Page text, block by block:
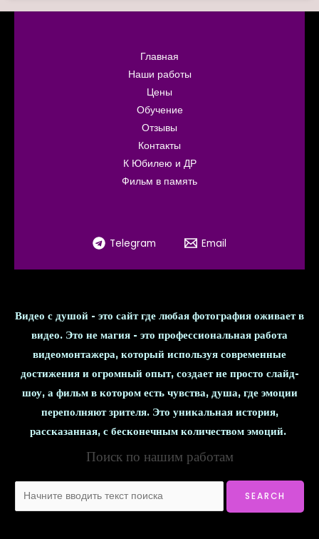
Главная
Наши работы
Цены
Обучение
Отзывы
Контакты
К Юбилею и ДР
Фильм в память
Telegram Email
Видео с душой - это сайт где любая фотография оживает в
видео. Это не магия - это профессиональная работа
видеомонтажера, который используя современные
достижения и огромный опыт, создает не просто слайд-
шоу, а фильм в котором есть чувства, душа, где эмоции
переполняют зрителя. Это уникальная история,
рассказанная, с бесконечным количеством эмоций.
Поиск по нашим работам